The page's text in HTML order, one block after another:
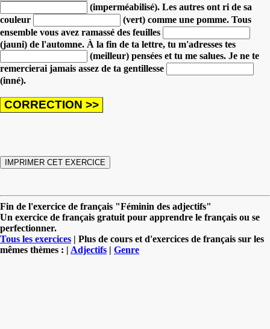
(imperméabilisé). Les autres ont ri de sa
couleur
(vert) comme une pomme. Tous
ensemble vous avez ramassé des feuilles
(jauni) de l'automne. À la fin de ta lettre, tu m'adresses tes
(meilleur) pensées et tu me salues. Je ne te
remercierai jamais assez de ta gentillesse
(inné).
Fin de l'exercice de français "Féminin des adjectifs"
Un exercice de français gratuit pour apprendre le français ou se
perfectionner.
Tous les exercices | Plus de cours et d'exercices de français sur les
mêmes thèmes : | Adjectifs | Genre